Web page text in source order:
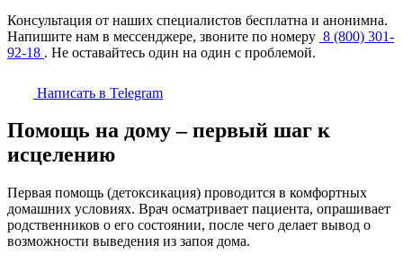
Консультация от наших специалистов бесплатна и анонимна.
Напишите нам в мессенджере, звоните по номеру 8 (800) 301-
92-18 . Не оставайтесь один на один с проблемой.
Написать в Telegram
Помощь на дому – первый шаг к
исцелению
Первая помощь (детоксикация) проводится в комфортных
домашних условиях. Врач осматривает пациента, опрашивает
родственников о его состоянии, после чего делает вывод о
возможности выведения из запоя дома.